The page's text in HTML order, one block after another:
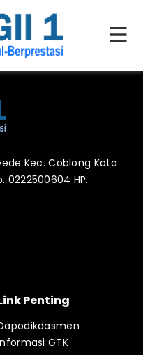
Kec. Coblong Kota
0222500604 HP.
Penting
GTK